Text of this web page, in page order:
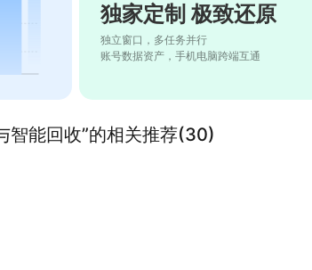
独家定制 极致还原
独立窗口，多任务并行
账号数据资产，手机电脑跨端互通
智能回收”的相关推荐(30)